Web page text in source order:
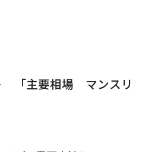
「主要相場 マンスリ